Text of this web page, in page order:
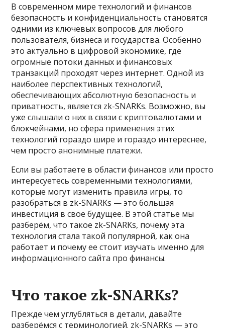
В современном мире технологий и финансов
безопасность и конфиденциальность становятся
одними из ключевых вопросов для любого
пользователя, бизнеса и государства. Особенно
это актуально в цифровой экономике, где
огромные потоки данных и финансовых
транзакций проходят через интернет. Одной из
наиболее перспективных технологий,
обеспечивающих абсолютную безопасность и
приватность, является zk-SNARKs. Возможно, вы
уже слышали о них в связи с криптовалютами и
блокчейнами, но сфера применения этих
технологий гораздо шире и гораздо интереснее,
чем просто анонимные платежи.
Если вы работаете в области финансов или просто
интересуетесь современными технологиями,
которые могут изменить правила игры, то
разобраться в zk-SNARKs — это большая
инвестиция в свое будущее. В этой статье мы
разберём, что такое zk-SNARKs, почему эта
технология стала такой популярной, как она
работает и почему ее стоит изучать именно для
информационного сайта про финансы.
Что такое zk-SNARKs?
Прежде чем углубляться в детали, давайте
разберёмся с терминологией. zk-SNARKs — это